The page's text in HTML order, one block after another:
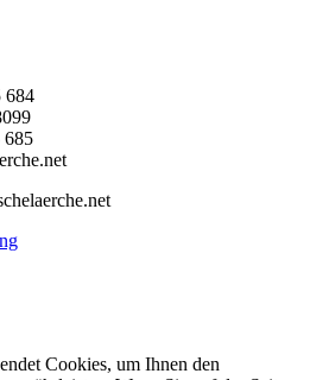
684
685
Cookies, um Ihnen den